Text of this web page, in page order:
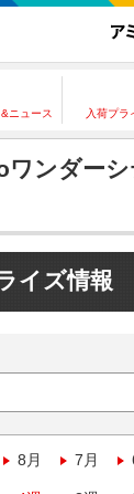
ニュース 入荷プラ
ンダー
イズ情報
8月 7月